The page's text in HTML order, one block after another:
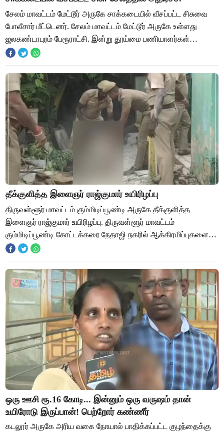
சேலம் மாவட்டம் மேட்டூர் அருகே சாக்கடையில் வீசப்பட்ட சிசுவை
போலீசார் மீட்டெனர். சேலம் மாவட்டம் மேட்டூர் அருகே உள்ளது
ஜலகண்டாபுரம் பேரூராட்சி. இன்று தூய்மை பணியாளர்கள்
ஜலகண்டபுரத்தில் உள்ள காமராஜர் நகர
தீக்குளித்த இளைஞர் ராஜ்குமார் உயிரிழப்பு
திருவள்ளூர் மாவட்டம் கும்மிடிப்பூண்டி அருகே தீக்குளித்த
இளைஞர் ராஜ்குமார் உயிரிழப்பு. திருவள்ளூர் மாவட்டம்
கும்மிடிப்பூண்டி கோட்டக்கரை நேதாஜி நகரில் ஆக்கிரமிப்புகளை
அகற்ற வருவாய் துறை அதிகாரிகள் நடவட
ஒரு ஊசி ரூ.16 கோடி... இன்னும் ஒரு வருஷம் தான்
உயிரோடு இருப்பான்! பெற்றோர் கண்ணீர்
கடலூர் அருகே அரிய வகை நோயால் பாதிக்கப்பட்ட குழந்தைக்கு